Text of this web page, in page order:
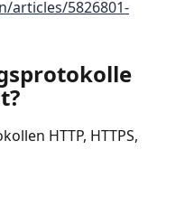
articles/5826801-
HTTP, HTTPS,